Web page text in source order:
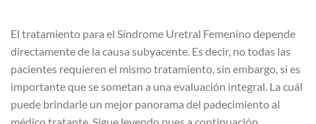
El tratamiento para el Síndrome Uretral Femenino depende
directamente de la causa subyacente. Es decir, no todas las
pacientes requieren el mismo tratamiento, sin embargo, si es
importante que se sometan a una evaluación integral. La cuál
puede brindarle un mejor panorama del padecimiento al